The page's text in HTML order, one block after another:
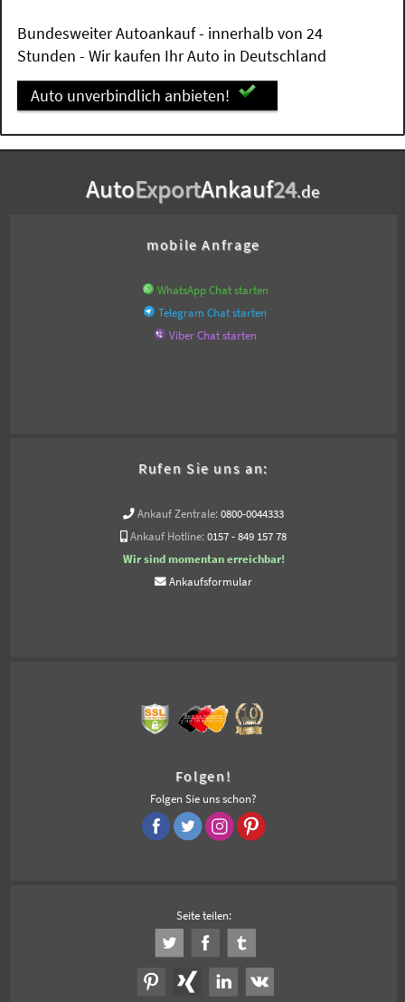
Bundesweiter Autoankauf - innerhalb von 24
Stunden - Wir kaufen Ihr Auto in Deutschland
Auto unverbindlich anbieten!
AutoExportAnkauf24.de
mobile Anfrage
WhatsApp Chat starten
Telegram Chat starten
Viber Chat starten
Rufen Sie uns an:
Ankauf Zentrale: 0800-0044333
Ankauf Hotline: 0157 - 849 157 78
Wir sind momentan erreichbar!
Ankaufsformular
Folgen!
Folgen Sie uns schon?
Seite teilen: